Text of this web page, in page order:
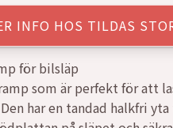
INFO HOS TILDAS
för bilsläp
som är perfekt för att
har en tandad halkfri